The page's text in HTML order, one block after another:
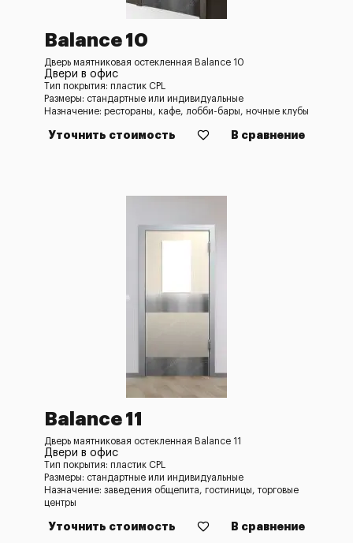
Balance 10
Дверь маятниковая остекленная Balance 10
Двери в офис
Тип покрытия: пластик CPL
Размеры: стандартные или индивидуальные
Назначение: рестораны, кафе, лобби-бары, ночные клубы
Уточнить стоимость В сравнение
Balance 11
Дверь маятниковая остекленная Balance 11
Двери в офис
Тип покрытия: пластик CPL
Размеры: стандартные или индивидуальные
Назначение: заведения общепита, гостиницы, торговые
центры
Уточнить стоимость В сравнение